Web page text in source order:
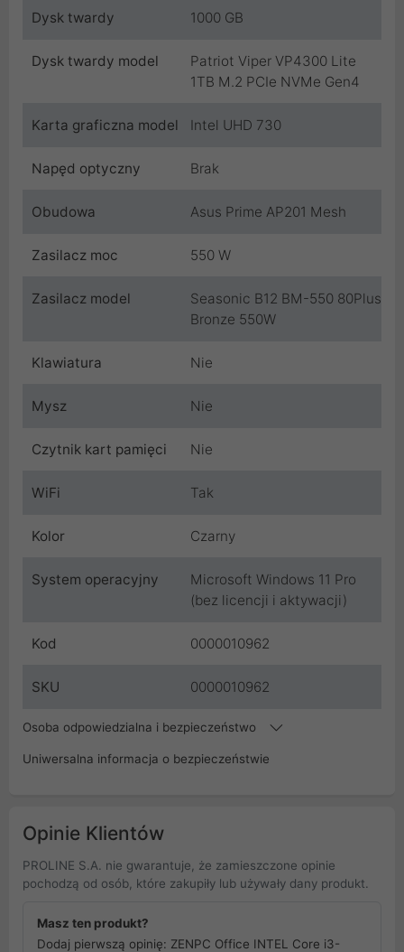
Dysk twardy 1000 GB
Dysk twardy model
Patriot Viper VP4300 Lite
1TB M.2 PCIe NVMe Gen4
Karta graficzna model Intel UHD 730
Napęd optyczny Brak
Obudowa Asus Prime AP201 Mesh
Zasilacz moc 550 W
Zasilacz model
Seasonic B12 BM-550 80Plus
Bronze 550W
Klawiatura Nie
Mysz Nie
Czytnik kart pamięci Nie
WiFi Tak
Kolor Czarny
System operacyjny
Microsoft Windows 11 Pro
(bez licencji i aktywacji)
Kod 0000010962
SKU 0000010962
Osoba odpowiedzialna i bezpieczeństwo
Uniwersalna informacja o bezpieczeństwie
Opinie Klientów
PROLINE S.A. nie gwarantuje, że zamieszczone opinie
pochodzą od osób, które zakupiły lub używały dany produkt.
Masz ten produkt?
Dodaj pierwszą opinię: ZENPC Office INTEL Core i3-